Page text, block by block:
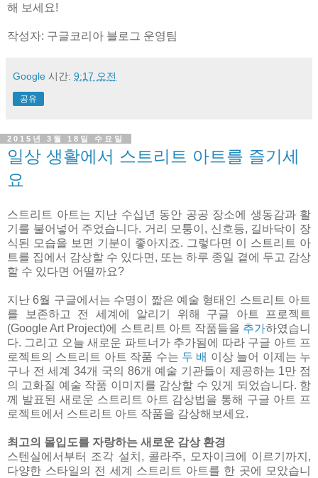
해 보세요!
작성자: 구글코리아 블로그 운영팀
Google 시간: 9:17 오전
공유
2015년 3월 18일 수요일
일상 생활에서 스트리트 아트를 즐기세
요
스트리트 아트는 지난 수십년 동안 공공 장소에 생동감과 활
기를 불어넣어 주었습니다. 거리 모퉁이, 신호등, 길바닥이 장
식된 모습을 보면 기분이 좋아지죠. 그렇다면 이 스트리트 아
트를 집에서 감상할 수 있다면, 또는 하루 종일 곁에 두고 감상
할 수 있다면 어떨까요?
지난 6월 구글에서는 수명이 짧은 예술 형태인 스트리트 아트
를 보존하고 전 세계에 알리기 위해 구글 아트 프로젝트
(Google Art Project)에 스트리트 아트 작품들을 추가하였습니
다. 그리고 오늘 새로운 파트너가 추가됨에 따라 구글 아트 프
로젝트의 스트리트 아트 작품 수는 두 배 이상 늘어 이제는 누
구나 전 세계 34개 국의 86개 예술 기관들이 제공하는 1만 점
의 고화질 예술 작품 이미지를 감상할 수 있게 되었습니다. 함
께 발표된 새로운 스트리트 아트 감상법을 통해 구글 아트 프
로젝트에서 스트리트 아트 작품을 감상해보세요.
최고의 몰입도를 자랑하는 새로운 감상 환경
스텐실에서부터 조각 설치, 콜라주, 모자이크에 이르기까지,
다양한 스타일의 전 세계 스트리트 아트를 한 곳에 모았습니